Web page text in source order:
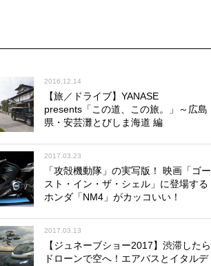
2016.12.14
【旅／ドライブ】YANASE
presents「この道、この旅。」～広島
県・安芸灘とびしま海道 編
2017.03.23
「攻殻機動隊」の実写版！ 映画「ゴー
スト・イン・ザ・シェル」に登場する
ホンダ「NM4」がカッコいい！
2017.03.13
【ジュネーブショー2017】渋滞したら
ドローンで空へ！エアバスとイタルデ